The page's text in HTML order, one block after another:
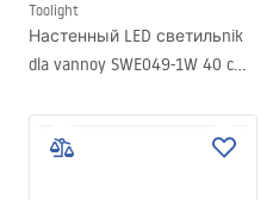
Toolight
Настенный LED светильnik
dla vannoy SWE049-1W 40 cm